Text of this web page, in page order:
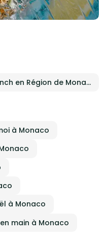
Traiteur petit déjeuner et brunch en Région de Monaco
à Monaco
à Monaco
main à Monaco